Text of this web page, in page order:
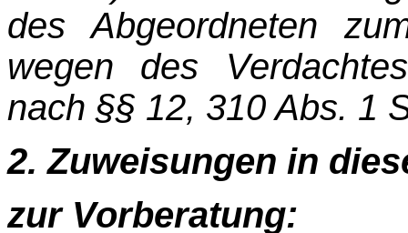
des Abgeordneten
wegen des
nach §§ 12, 310 Abs. 1
2. Zuweisungen in
zur Vorberatung: